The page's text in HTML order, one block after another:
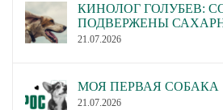
КИНОЛОГ ГОЛУБЕВ:
ПОДВЕРЖЕНЫ
21.07.2026
МОЯ ПЕРВАЯ СОБАКА
21.07.2026